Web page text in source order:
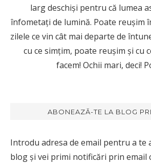
larg deschiși pentru că lumea
înfometați de lumină. Poate reușim
zilele ce vin cât mai departe de
cu ce simțim, poate reușim și cu
facem! Ochii mari, deci!
ABONEAZĂ-TE LA BLOG
Introdu adresa de email pentru a te
blog și vei primi notificări prin email